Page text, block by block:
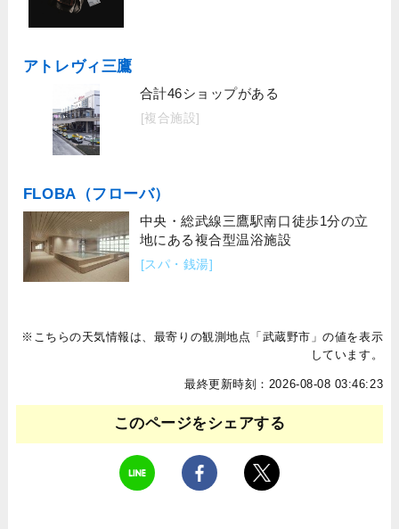
アトレヴィ三鷹
合計46ショップがある
[複合施設]
FLOBA（フローバ）
中央・総武線三鷹駅南口徒歩1分の立
地にある複合型温浴施設
[スパ・銭湯]
※こちらの天気情報は、最寄りの観測地点「武蔵野市」の値を表示
しています。
最終更新時刻：2026-08-08 03:46:23
このページをシェアする